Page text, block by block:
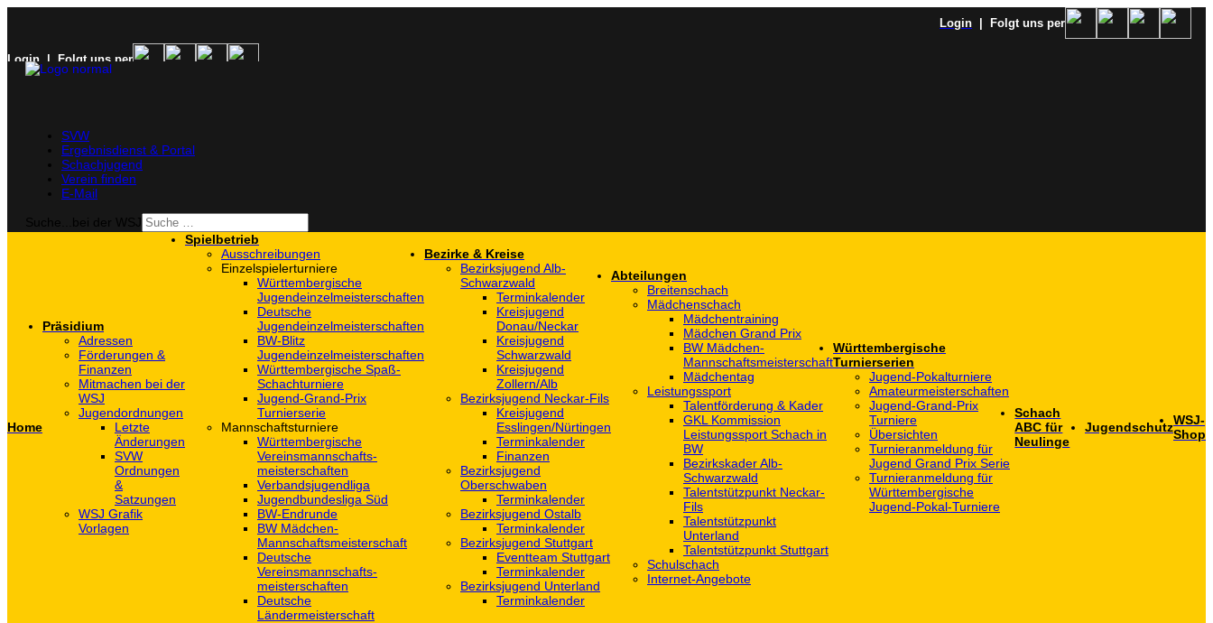
Login | Folgt uns per
Login | Folgt uns per
SVW
Ergebnisdienst & Portal
Schachjugend
Verein finden
E-Mail
Home
Präsidium
Adressen
Förderungen &
Finanzen
Mitmachen bei der
WSJ
Jugendordnungen
Letzte
Änderungen
SVW
Ordnungen
&
Satzungen
WSJ Grafik
Vorlagen
Spielbetrieb
Ausschreibungen
Einzelspielerturniere
Württembergische
Jugendeinzelmeisterschaften
Deutsche
Jugendeinzelmeisterschaften
BW-Blitz
Jugendeinzelmeisterschaften
Württembergische Spaß-
Schachturniere
Jugend-Grand-Prix
Turnierserie
Mannschaftsturniere
Württembergische
Vereinsmannschafts-
meisterschaften
Verbandsjugendliga
Jugendbundesliga Süd
BW-Endrunde
BW Mädchen-
Mannschaftsmeisterschaft
Deutsche
Vereinsmannschafts-
meisterschaften
Deutsche
Ländermeisterschaft
Bezirke & Kreise
Bezirksjugend Alb-
Schwarzwald
Terminkalender
Kreisjugend
Donau/Neckar
Kreisjugend
Schwarzwald
Kreisjugend
Zollern/Alb
Bezirksjugend Neckar-Fils
Kreisjugend
‎Esslingen/Nürtingen
Terminkalender
Finanzen
Bezirksjugend
Oberschwaben
Terminkalender
Bezirksjugend Ostalb
Terminkalender
Bezirksjugend Stuttgart
‎Eventteam Stuttgart
Terminkalender
Bezirksjugend Unterland
Terminkalender
Abteilungen
Breitenschach
Mädchenschach
Mädchentraining
Mädchen Grand Prix
BW Mädchen-
Mannschaftsmeisterschaft
Mädchentag
Leistungssport
Talentförderung & Kader
GKL Kommission
Leistungssport Schach in
BW
Bezirkskader Alb-
Schwarzwald
Talentstützpunkt Neckar-
Fils
Talentstützpunkt
Unterland
Talentstützpunkt Stuttgart
Schulschach
Internet-Angebote
Württembergische
Turnierserien
Jugend-Pokalturniere
Amateurmeisterschaften
Jugend-Grand-Prix
Turniere
Übersichten
Turnieranmeldung für
Jugend Grand Prix Serie
Turnieranmeldung für
Württembergische
Jugend-Pokal-Turniere
Schach
ABC für
Neulinge
JugendschutzWSJ-
Shop